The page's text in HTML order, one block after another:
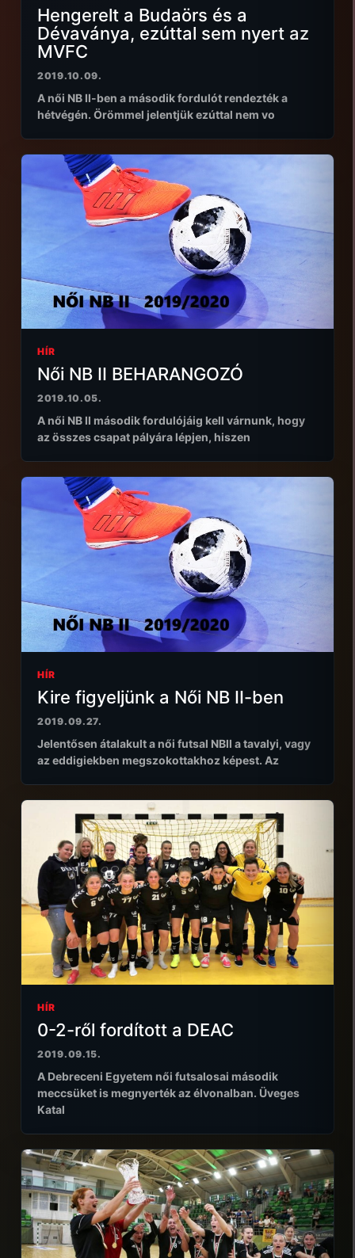
Hengerelt a Budaörs és a
Dévaványa, ezúttal sem nyert az
MVFC
2019.10.09.
A női NB II-ben a második fordulót rendezték a
hétvégén. Örömmel jelentjük ezúttal nem vo
HÍR
Női NB II BEHARANGOZÓ
2019.10.05.
A női NB II második fordulójáig kell várnunk, hogy
az összes csapat pályára lépjen, hiszen
HÍR
Kire figyeljünk a Női NB II-ben
2019.09.27.
Jelentősen átalakult a női futsal NBII a tavalyi, vagy
az eddigiekben megszokottakhoz képest. Az
HÍR
0-2-ről fordított a DEAC
2019.09.15.
A Debreceni Egyetem női futsalosai második
meccsüket is megnyerték az élvonalban. Üveges
Katal